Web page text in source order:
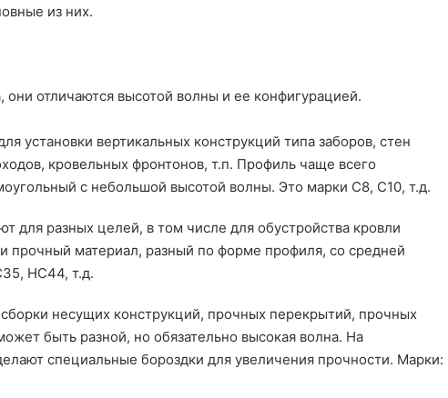
из них.
они отличаются высотой волны и ее конфигурацией.
установки вертикальных конструкций типа заборов, стен
кровельных фронтонов, т.п. Профиль чаще всего
с небольшой высотой волны. Это марки С8, С10, т.д.
для разных целей, в том числе для обустройства кровли
прочный материал, разный по форме профиля, со средней
НС44, т.д.
несущих конструкций, прочных перекрытий, прочных
быть разной, но обязательно высокая волна. На
специальные бороздки для увеличения прочности. Марки: